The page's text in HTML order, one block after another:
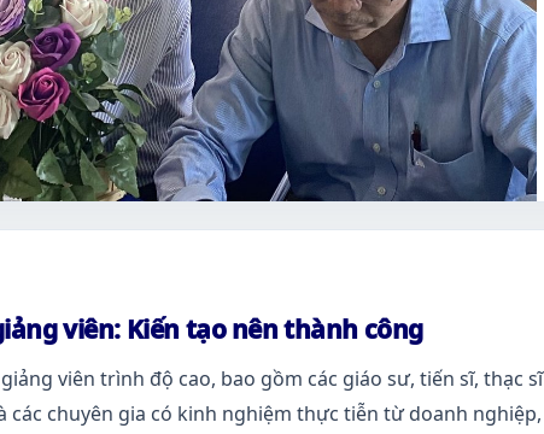
viên: Kiến tạo nên thành công
viên trình độ cao, bao gồm các giáo sư, tiến sĩ, thạc sĩ
các chuyên gia có kinh nghiệm thực tiễn từ doanh nghiệp,